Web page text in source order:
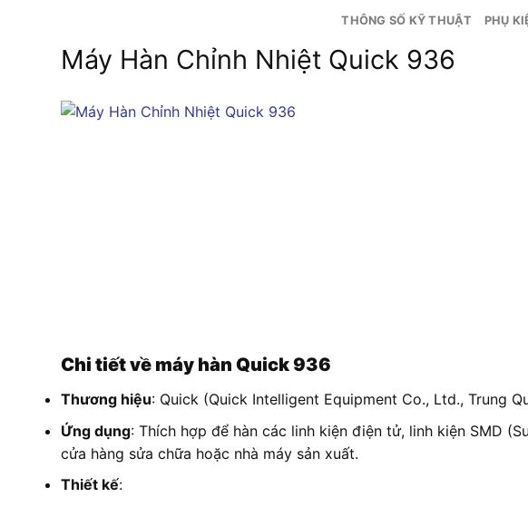
THÔNG SỐ KỸ THUẬT PHỤ
Máy Hàn Chỉnh Nhiệt Quick 936
Chi tiết về máy hàn Quick 936
Thương hiệu: Quick (Quick Intelligent Equipment Co., Ltd., Trung
Ứng dụng: Thích hợp để hàn các linh kiện điện tử, linh kiện SMD
cửa hàng sửa chữa hoặc nhà máy sản xuất.
Thiết kế: